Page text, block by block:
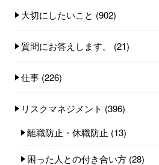
大切にしたいこと (902)
質問にお答えします。 (21)
仕事 (226)
リスクマネジメント (396)
離職防止・休職防止 (13)
困った人との付き合い方 (28)